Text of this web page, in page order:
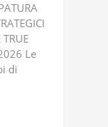
Le
di